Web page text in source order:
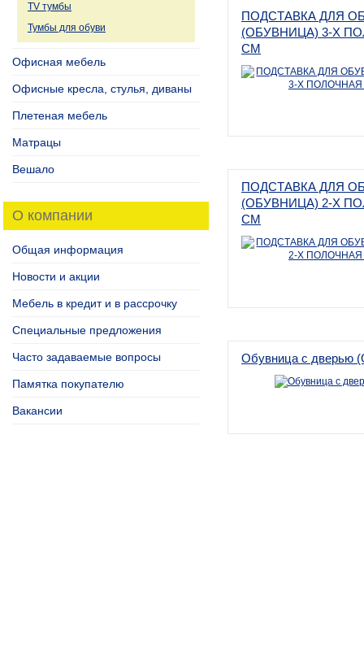
TV тумбы
Тумбы для обуви
Офисная мебель
Офисные кресла, стулья, диваны
Плетеная мебель
Матрацы
Вешало
О компании
Общая информация
Новости и акции
Мебель в кредит и в рассрочку
Специальные предложения
Часто задаваемые вопросы
Памятка покупателю
Вакансии
ПОДСТАВКА ДЛЯ
(ОБУВНИЦА) 3-Х
СМ
ПОДСТАВКА ДЛЯ
(ОБУВНИЦА) 2-Х
СМ
Обувница с дверью